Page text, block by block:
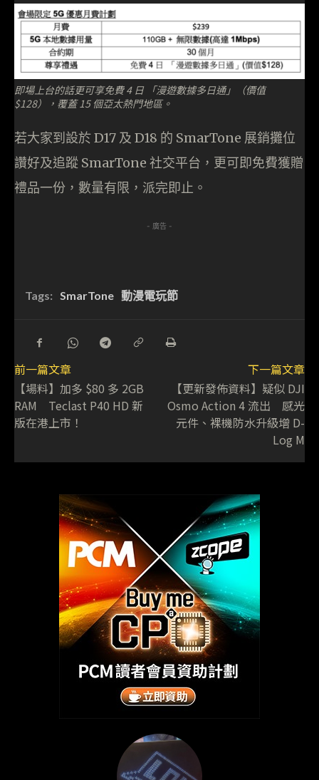
即場上台的話更可享免費 4 日 「漫遊數據多日通」（價值
$128），覆蓋 15 個亞太熱門地區。
若大家到設於 D17 及 D18 的 SmarTone 展銷攤位
讚好及追蹤 SmarTone 社交平台，更可即免費獲贈
禮品一份，數量有限，派完即止。
- 廣告 -
Tags: SmarTone 動漫電玩節
前一篇文章
【場料】加多 $80 多 2GB
RAM Teclast P40 HD 新
版在港上市！
下一篇文章
【更新發佈資料】疑似 DJI
Osmo Action 4 流出 感光
元件、裸機防水升級增 D-
Log M